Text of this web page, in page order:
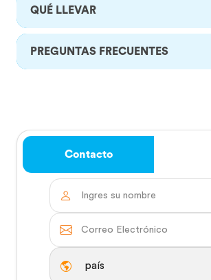
QUÉ LLEVAR
PREGUNTAS FRECUENTES
Contacto